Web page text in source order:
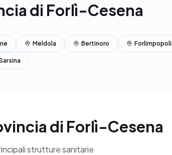
di Forlì-Cesena
Meldola Bertinoro Forlimpopoli
di Forlì-Cesena
strutture sanitarie